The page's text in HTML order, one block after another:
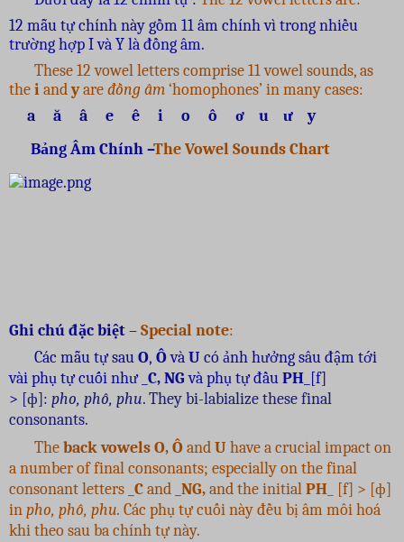
12 mẫu tự chính này gồm 11 âm chính vì trong nhiều
trường hợp I và Y là đồng âm.
These 12 vowel letters comprise 11 vowel sounds, as
theiandyaređồng âm‘homophones’ in many cases:
a ă â e ê i o ô ơ u ư y
Bảng Âm Chính –The Vowel Sounds Chart
Ghi chú đặc biệt–Special note:
Các mẫu tự sauO, ÔvàU có ảnh hưởng sâu đậm tới
vài phụ tự cuối như _ C,NGvà phụ tự đầuPH _[f]
> [ф]: pho, phô, phu. They bi-labialize these final
consonants.
Theback vowelsO, ÔandU have a crucial impact on
a number of final consonants; especially on the final
consonant letters Cand _NG,and the initialPH _ [f] > [ф]
inpho, phô, phu. Các phụ tự cuối này đều bị âm môi hoá
khi theo sau ba chính tự này.